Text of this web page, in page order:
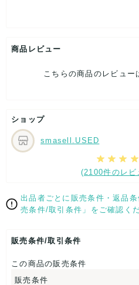
大剣幅：約8.5cm
[付属品]なし
目立った傷や汚れなし
ダメージがある場合はできる限り
ご確認下さいませ。
【 サイズ・容量 】
【 生産地 】
【 素材・成分 】
【 商品札 】
商品レビュー
こちらの商品のレビュー
ショップ
smasell.USED
(2100件のレビ
出品者ごとに販売条件・返品
売条件/取引条件」をご確認くだ
販売条件/取引条件
この商品の販売条件
販売条件